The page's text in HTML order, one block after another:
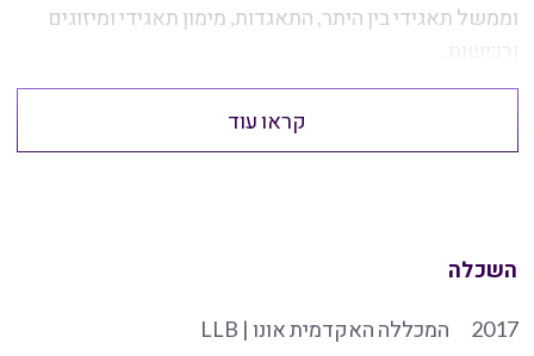
וממשל תאגידי בין היתר, התאגדות, מימון תאגידי ומיזוגים
קראו עוד
השכלה
2017 המכללה האקדמית אונו | LLB